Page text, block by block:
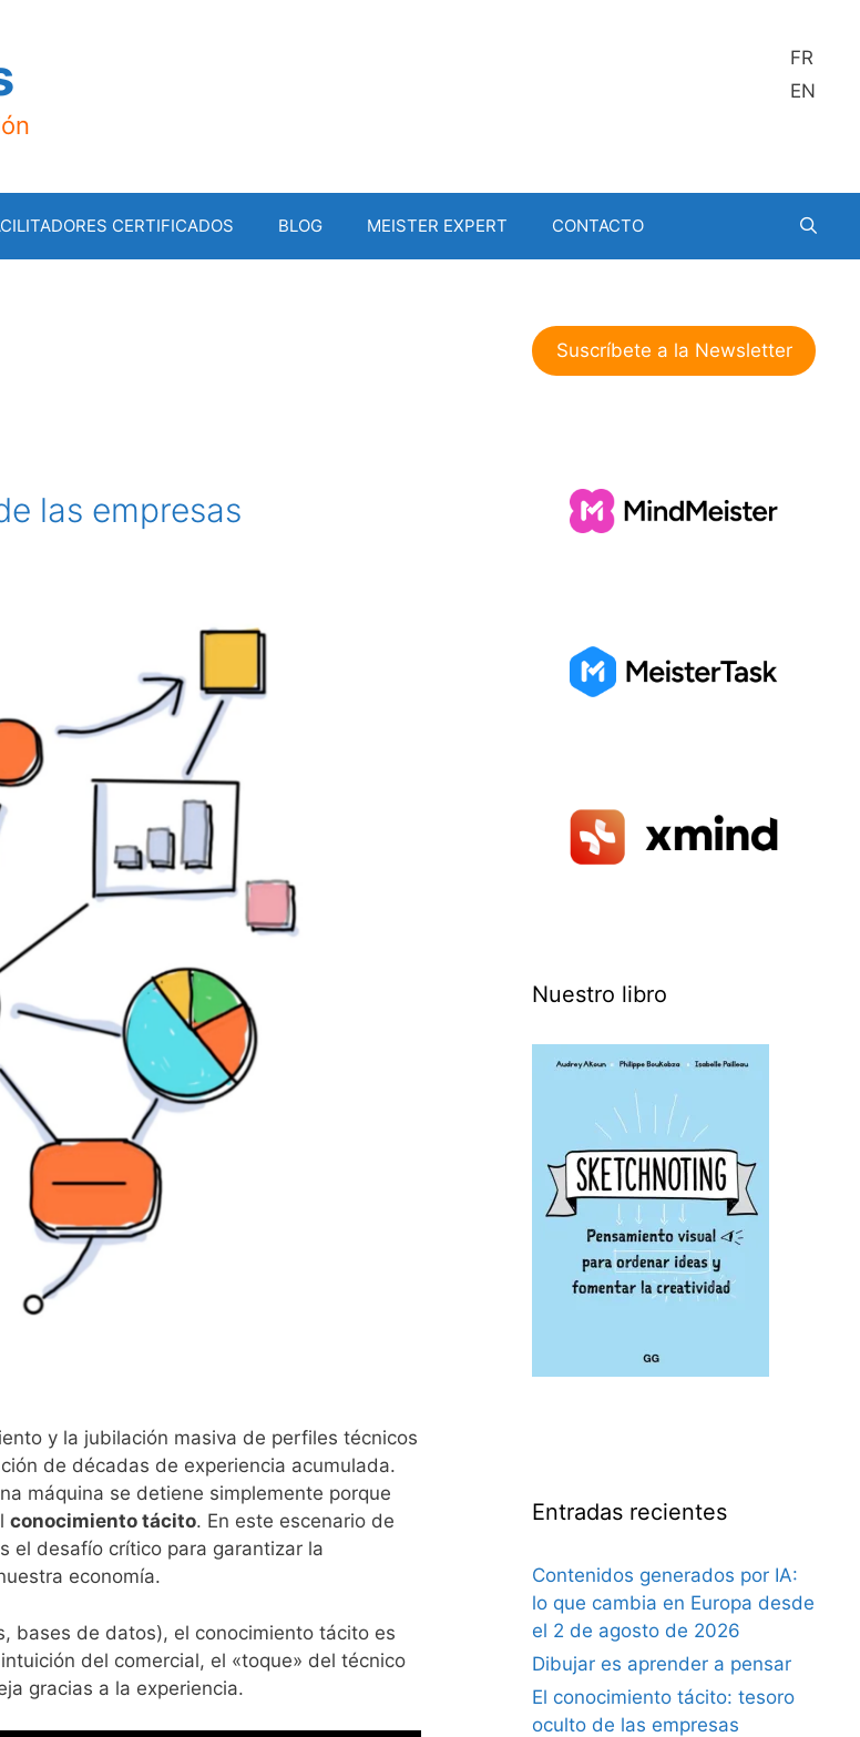
FR
EN
CERTIFICADOS BLOG MEISTER EXPERT CONTACTO
las empresas
y la jubilación masiva de perfiles técnicos
de décadas de experiencia acumulada.
máquina se detiene simplemente porque
conocimiento tácito. En este escenario de
el desafío crítico para garantizar la
economía.
bases de datos), el conocimiento tácito es
del comercial, el «toque» del técnico
gracias a la experiencia.
Suscríbete a la Newsletter
Nuestro libro
Entradas recientes
Contenidos generados por IA:
lo que cambia en Europa desde
el 2 de agosto de 2026
Dibujar es aprender a pensar
El conocimiento tácito: tesoro
oculto de las empresas